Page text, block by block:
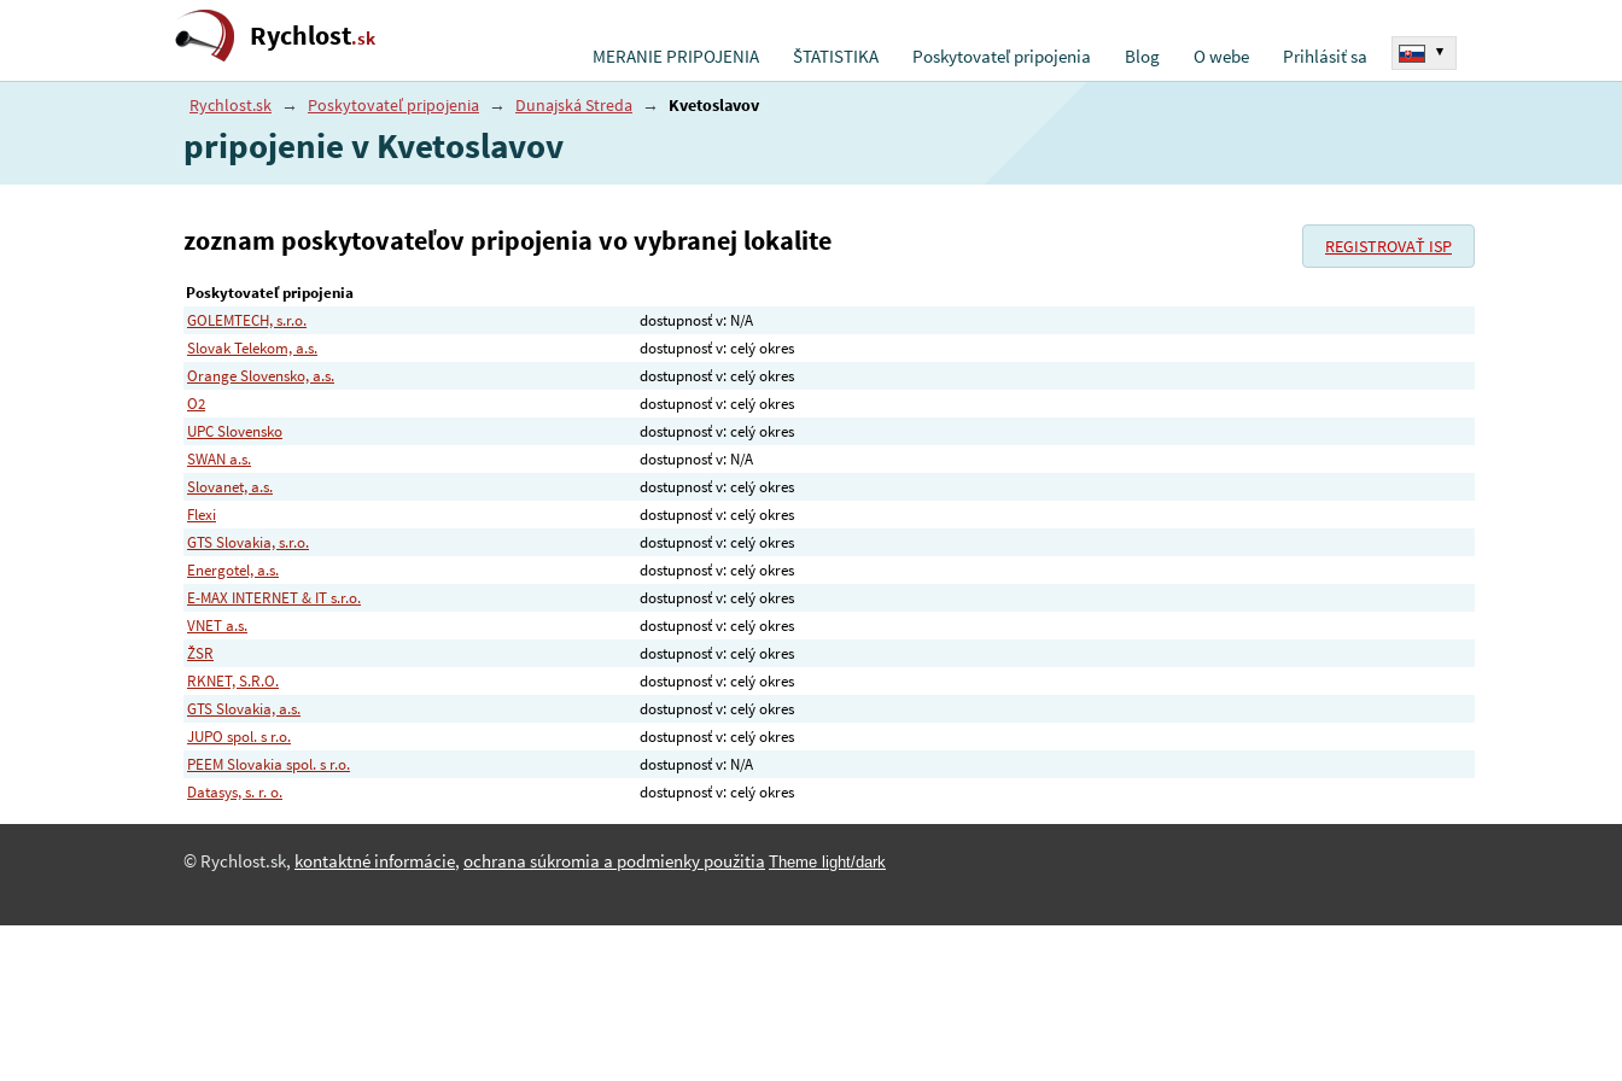
Rychlost.sk
MERANIE PRIPOJENIA ŠTATISTIKA Poskytovateľ pripojenia Blog O webe Prihlásiť sa ▾
Rychlost.sk → Poskytovateľ pripojenia → Dunajská Streda → Kvetoslavov
pripojenie v Kvetoslavov
REGISTROVAŤ ISP
zoznam poskytovateľov pripojenia vo vybranej lokalite
Poskytovateľ pripojenia
GOLEMTECH, s.r.o.
dostupnosť v: N/A
Slovak Telekom, a.s.
dostupnosť v: celý okres
Orange Slovensko, a.s.
dostupnosť v: celý okres
O2
dostupnosť v: celý okres
UPC Slovensko
dostupnosť v: celý okres
SWAN a.s.
dostupnosť v: N/A
Slovanet, a.s.
dostupnosť v: celý okres
Flexi
dostupnosť v: celý okres
GTS Slovakia, s.r.o.
dostupnosť v: celý okres
Energotel, a.s.
dostupnosť v: celý okres
E-MAX INTERNET & IT s.r.o.
dostupnosť v: celý okres
VNET a.s.
dostupnosť v: celý okres
ŽSR
dostupnosť v: celý okres
RKNET, S.R.O.
dostupnosť v: celý okres
GTS Slovakia, a.s.
dostupnosť v: celý okres
JUPO spol. s r.o.
dostupnosť v: celý okres
PEEM Slovakia spol. s r.o.
dostupnosť v: N/A
Datasys, s. r. o.
dostupnosť v: celý okres
© Rychlost.sk, kontaktné informácie, ochrana súkromia a podmienky použitia Theme light/dark